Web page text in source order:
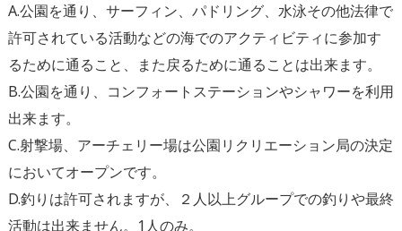
A.公園を通り、サーフィン、パドリング、水泳その他法律で
許可されている活動などの海でのアクティビティに参加す
るために通ること、また戻るために通ることは出来ます。
B.公園を通り、コンフォートステーションやシャワーを利用
出来ます。
C.射撃場、アーチェリー場は公園リクリエーション局の決定
においてオープンです。
D.釣りは許可されますが、２人以上グループでの釣りや最終
活動は出来ません。1人のみ。